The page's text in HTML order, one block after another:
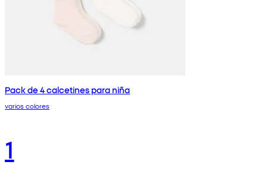
Pack de 4 calcetines para niña
varios colores
1